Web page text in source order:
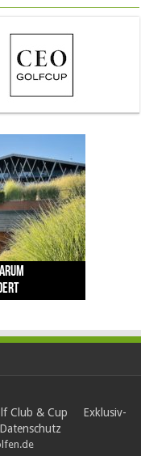
Golf-
die
muss
der
größten
zählt
Club & Cup
Exklusiv-
Datenschutz